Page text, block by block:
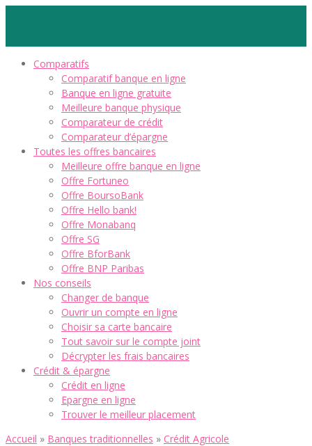
Comparatifs
Comparatif banque en ligne
Banque en ligne gratuite
Meilleure banque physique
Comparateur de crédit
Comparateur d’épargne
Toutes les offres bancaires
Meilleure offre banque en ligne
Offre Fortuneo
Offre BoursoBank
Offre Hello bank!
Offre Monabanq
Offre SG
Offre BforBank
Offre BNP Paribas
Nos conseils
Changer de banque
Ouvrir un compte en ligne
Choisir sa carte bancaire
Tout savoir sur le compte joint
Décrypter les frais bancaires
Crédit & épargne
Crédit en ligne
Epargne en ligne
Trouver le meilleur placement
Accueil » Banques traditionnelles » Crédit Agricole